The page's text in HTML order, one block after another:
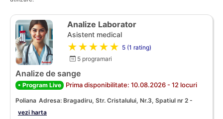
Analize Laborator
Asistent medical
★★★★★ 5 (1 rating)
5 programari
Analize de sange
• Program Live Prima disponibilitate: 10.08.2026 - 12 locuri
Poliana Adresa: Bragadiru, Str. Cristalului, Nr.3, Spatiul nr 2 -
vezi harta